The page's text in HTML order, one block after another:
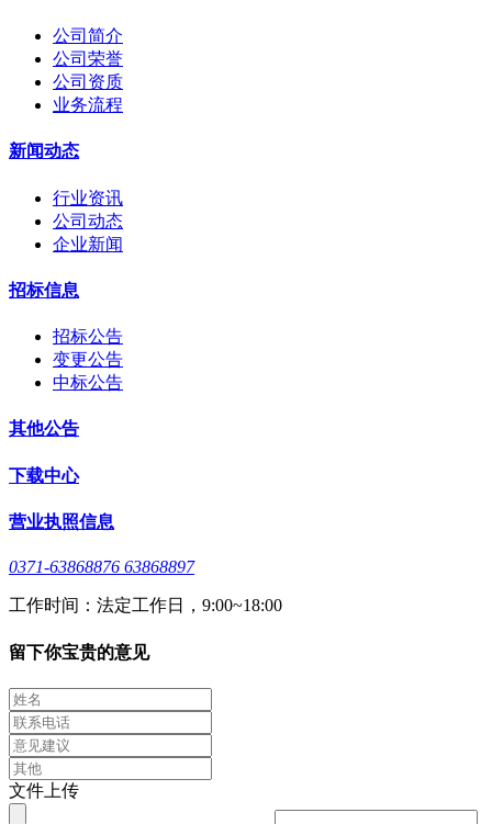
公司简介
公司荣誉
公司资质
业务流程
新闻动态
行业资讯
公司动态
企业新闻
招标信息
招标公告
变更公告
中标公告
其他公告
下载中心
营业执照信息
0371-63868876 63868897
工作时间：法定工作日，9:00~18:00
留下你宝贵的意见
文件上传